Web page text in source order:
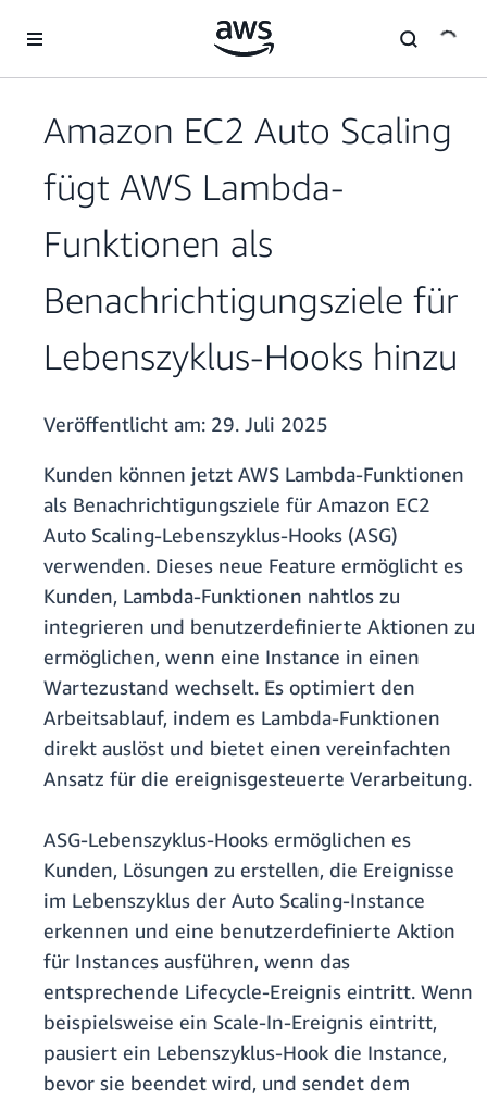
Überspringen zum Hauptinhalt
Amazon EC2 Auto Scaling
fügt AWS Lambda-
Funktionen als
Benachrichtigungsziele für
Lebenszyklus-Hooks hinzu
Veröffentlicht am: 29. Juli 2025
Kunden können jetzt AWS Lambda-Funktionen
als Benachrichtigungsziele für Amazon EC2
Auto Scaling-Lebenszyklus-Hooks (ASG)
verwenden. Dieses neue Feature ermöglicht es
Kunden, Lambda-Funktionen nahtlos zu
integrieren und benutzerdefinierte Aktionen zu
ermöglichen, wenn eine Instance in einen
Wartezustand wechselt. Es optimiert den
Arbeitsablauf, indem es Lambda-Funktionen
direkt auslöst und bietet einen vereinfachten
Ansatz für die ereignisgesteuerte Verarbeitung.
ASG-Lebenszyklus-Hooks ermöglichen es
Kunden, Lösungen zu erstellen, die Ereignisse
im Lebenszyklus der Auto Scaling-Instance
erkennen und eine benutzerdefinierte Aktion
für Instances ausführen, wenn das
entsprechende Lifecycle-Ereignis eintritt. Wenn
beispielsweise ein Scale-In-Ereignis eintritt,
pausiert ein Lebenszyklus-Hook die Instance,
bevor sie beendet wird, und sendet dem